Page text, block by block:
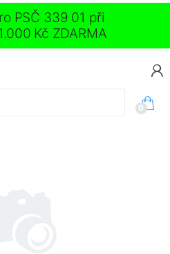
PSČ 339 01 při
Kč ZDARMA
0